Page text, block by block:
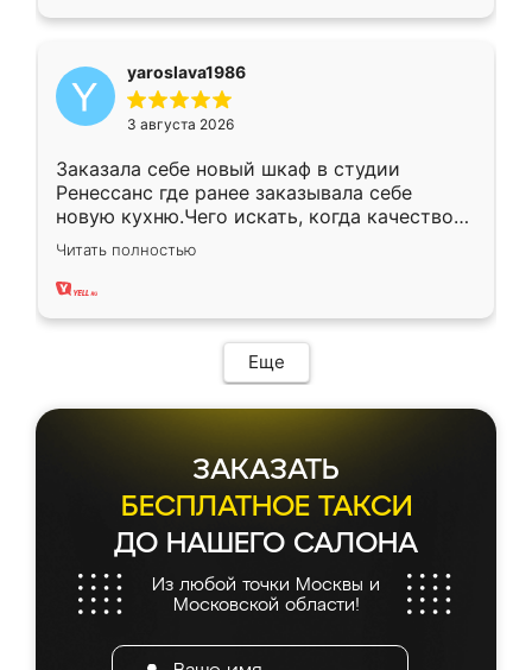
yaroslava1986
3 августа 2026
Заказала себе новый шкаф в студии
Ренессанс где ранее заказывала себе
новую кухню.Чего искать, когда качеством
вполне довольна. Служит кухня уже почти
два года, нареканий нет.
Читать полностью
Еще
ЗАКАЗАТЬ
БЕСПЛАТНОЕ ТАКСИ
ДО НАШЕГО САЛОНА
Из любой точки Москвы и
Московской области!